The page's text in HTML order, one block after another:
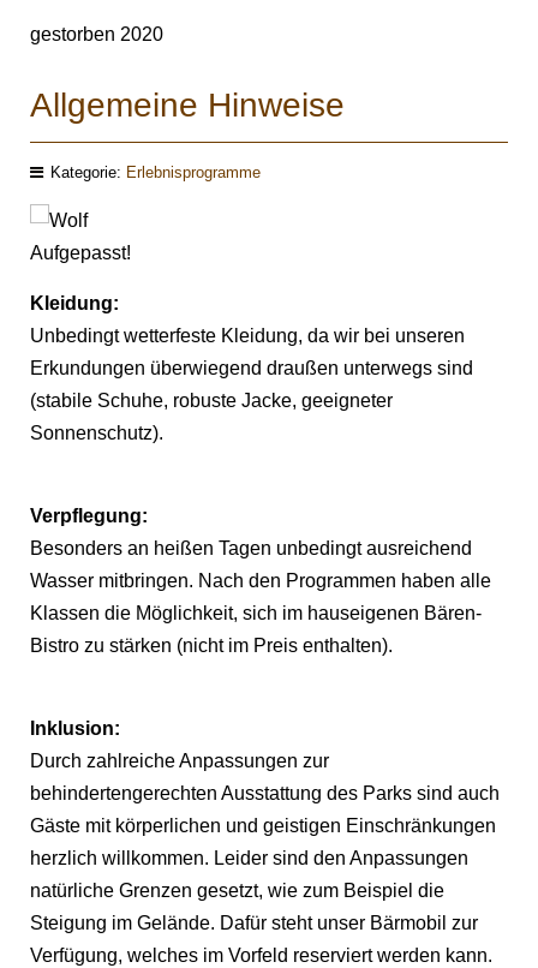
gestorben 2020
Allgemeine Hinweise
Kategorie: Erlebnisprogramme
Aufgepasst!
Kleidung:
Unbedingt wetterfeste Kleidung, da wir bei unseren
Erkundungen überwiegend draußen unterwegs sind
(stabile Schuhe, robuste Jacke, geeigneter
Sonnenschutz).
Verpflegung:
Besonders an heißen Tagen unbedingt ausreichend
Wasser mitbringen. Nach den Programmen haben alle
Klassen die Möglichkeit, sich im hauseigenen Bären-
Bistro zu stärken (nicht im Preis enthalten).
Inklusion:
Durch zahlreiche Anpassungen zur
behindertengerechten Ausstattung des Parks sind auch
Gäste mit körperlichen und geistigen Einschränkungen
herzlich willkommen. Leider sind den Anpassungen
natürliche Grenzen gesetzt, wie zum Beispiel die
Steigung im Gelände. Dafür steht unser Bärmobil zur
Verfügung, welches im Vorfeld reserviert werden kann.